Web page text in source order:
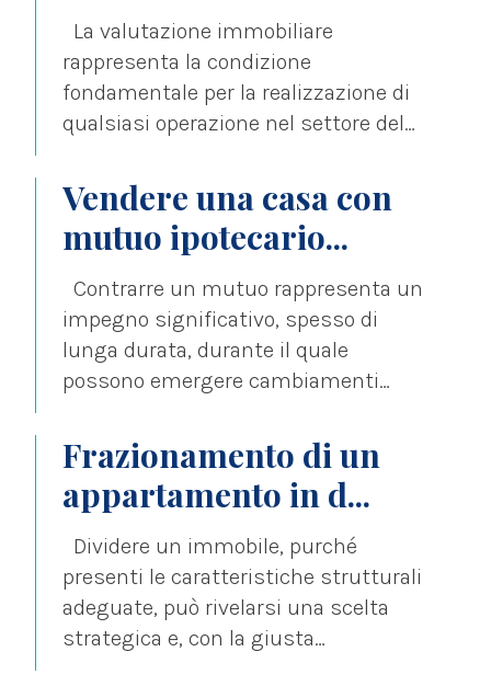
La valutazione immobiliare
rappresenta la condizione
fondamentale per la realizzazione di
qualsiasi operazione nel settore del
compravendita, una...
Vendere una casa con
mutuo ipotecario...
Contrarre un mutuo rappresenta un
impegno significativo, spesso di
lunga durata, durante il quale
possono emergere cambiamenti
che...
Frazionamento di un
appartamento in d...
Dividere un immobile, purché
presenti le caratteristiche strutturali
adeguate, può rivelarsi una scelta
strategica e, con la giusta